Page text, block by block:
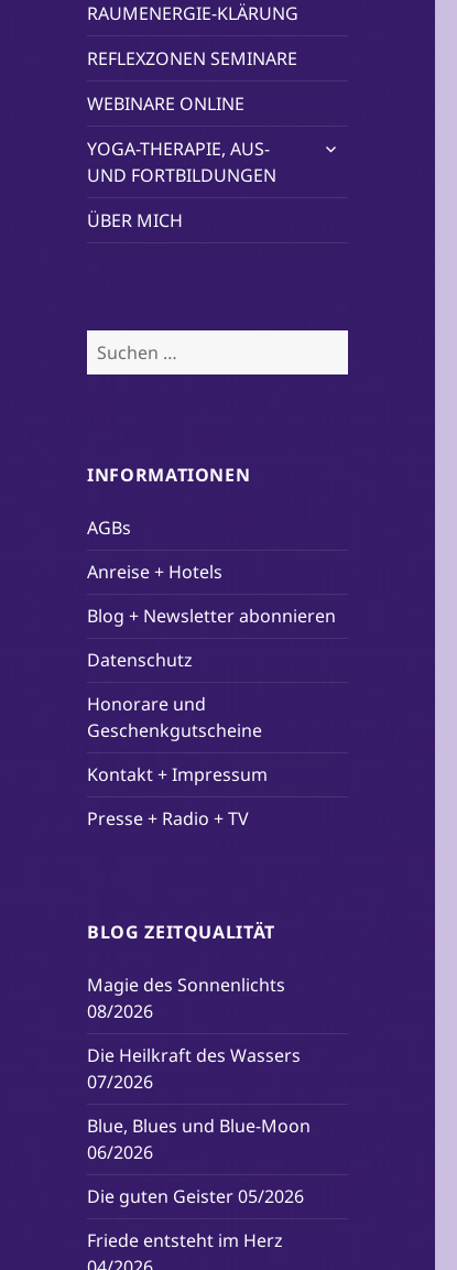
RAUMENERGIE-KLÄRUNG
REFLEXZONEN SEMINARE
WEBINARE ONLINE
YOGA-THERAPIE, AUS-
UND FORTBILDUNGEN
untermenü
ÜBER MICH
Suchen
nach:
INFORMATIONEN
AGBs
Anreise + Hotels
Blog + Newsletter abonnieren
Datenschutz
Honorare und
Geschenkgutscheine
Kontakt + Impressum
Presse + Radio + TV
BLOG ZEITQUALITÄT
Magie des Sonnenlichts
08/2026
Die Heilkraft des Wassers
07/2026
Blue, Blues und Blue-Moon
06/2026
Die guten Geister 05/2026
Friede entsteht im Herz